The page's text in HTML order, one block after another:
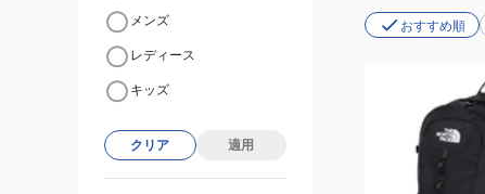
おすすめ順
メンズ
レディース
キッズ
クリア 適用